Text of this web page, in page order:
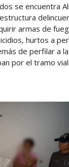
se encuentra
armas de
hurtos a
de perfilar a
por el tramo